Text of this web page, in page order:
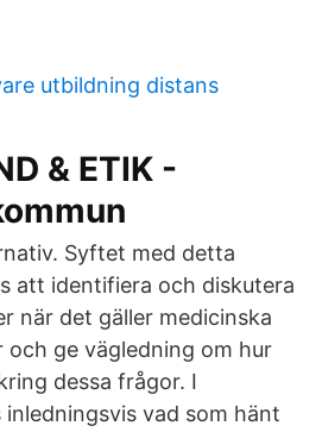
utbildning distans
& ETIK -
Syftet med detta
att identifiera och diskutera
när det gäller medicinska
och ge vägledning om hur
dessa frågor. I
vad som hänt